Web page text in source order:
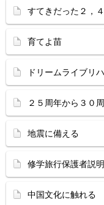
すてきだった２，
育てよ苗
ドリームライブリ
２５周年から３０
地震に備える
修学旅行保護者説
中国文化に触れる